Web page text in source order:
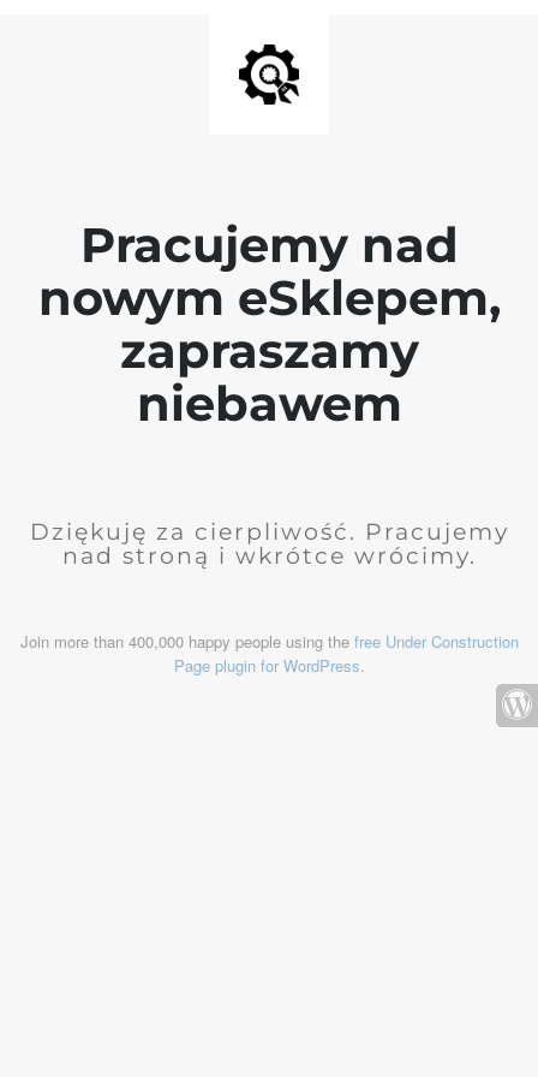
Pracujemy nad
nowym eSklepem,
zapraszamy
niebawem
Dziękuję za cierpliwość. Pracujemy
nad stroną i wkrótce wrócimy.
Join more than 400,000 happy people using the free Under Construction
Page plugin for WordPress.